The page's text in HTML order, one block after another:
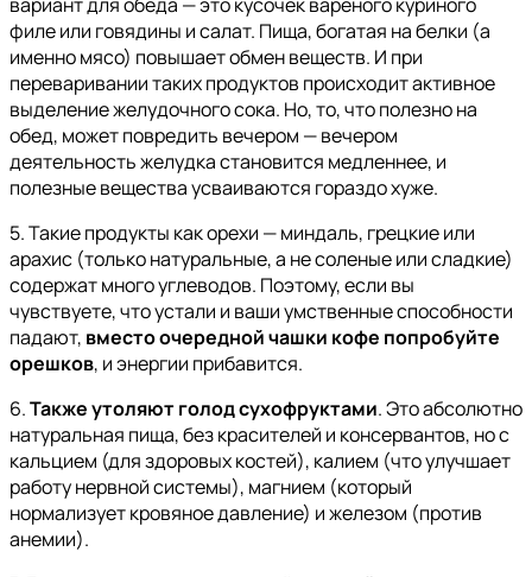
филе или говядины и салат. Пища, богатая на белки (а
именно мясо) повышает обмен веществ. И при
переваривании таких продуктов происходит активное
выделение желудочного сока. Но, то, что полезно на
обед, может повредить вечером — вечером
деятельность желудка становится медленнее, и
полезные вещества усваиваются гораздо хуже.
5. Такие продукты как орехи — миндаль, грецкие или
арахис (только натуральные, а не соленые или сладкие)
содержат много углеводов. Поэтому, если вы
чувствуете, что устали и ваши умственные способности
падают, вместо очередной чашки кофе попробуйте
орешков, и энергии прибавится.
6.Также утоляют голод сухофруктами. Это абсолютно
натуральная пища, без красителей и консервантов, но с
кальцием (для здоровых костей), калием (что улучшает
работу нервной системы), магнием (который
нормализует кровяное давление) и железом (против
анемии).